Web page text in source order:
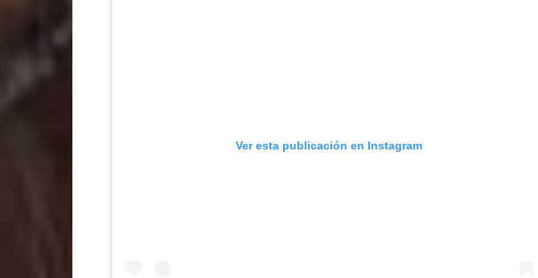
Ver esta publicación en Instagram